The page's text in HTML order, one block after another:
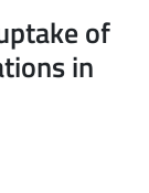
of
in